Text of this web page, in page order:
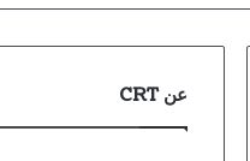
عن CRT